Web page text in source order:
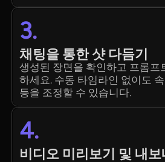
3.
채팅을 통한 샷 다듬기
생성된 장면을 확인하고 프롬프
하세요. 수동 타임라인 없이도
등을 조정할 수 있습니다.
4.
비디오 미리보기 및 내보